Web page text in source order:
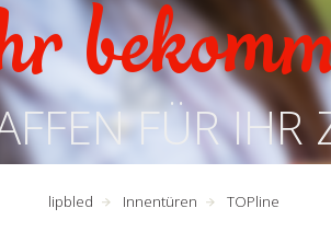
FÜR IHR
lipbled Innentüren TOPline